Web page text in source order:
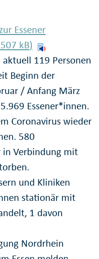
Essener
kB)
119 Personen
Beginn der
/ Anfang März
Essener*innen.
Coronavirus wieder
580
in Verbindung mit
und Kliniken
stationär mit
1 davon
Nordrhein